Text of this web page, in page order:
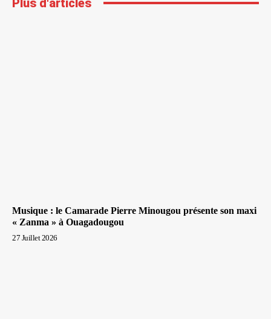
Musique : le Camarade Pierre Minougou présente son maxi
« Zanma » à Ouagadougou
27 Juillet 2026